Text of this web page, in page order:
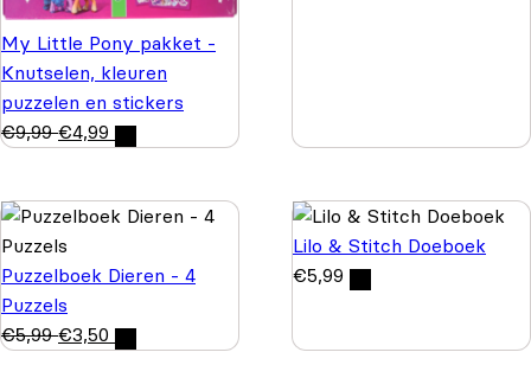
My Little Pony pakket -
Knutselen, kleuren
puzzelen en stickers
€9,99 €4,99
Puzzelboek Dieren - 4
Puzzels
€5,99 €3,50
Lilo & Stitch Doeboek
€5,99